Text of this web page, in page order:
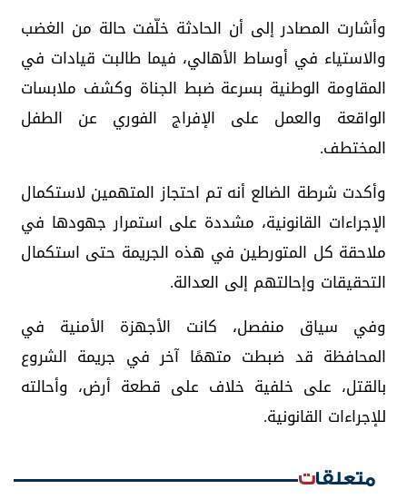
وأشارت المصادر إلى أن الحادثة خلّفت حالة من الغضب
والاستياء في أوساط الأهالي، فيما طالبت قيادات في
المقاومة الوطنية بسرعة ضبط الجناة وكشف ملابسات
الواقعة والعمل على الإفراج الفوري عن الطفل
المختطف.
وأكدت شرطة الضالع أنه تم احتجاز المتهمين لاستكمال
الإجراءات القانونية، مشددة على استمرار جهودها في
ملاحقة كل المتورطين في هذه الجريمة حتى استكمال
التحقيقات وإحالتهم إلى العدالة.
وفي سياق منفصل، كانت الأجهزة الأمنية في
المحافظة قد ضبطت متهمًا آخر في جريمة الشروع
بالقتل، على خلفية خلاف على قطعة أرض، وأحالته
للإجراءات القانونية.
متعلقات